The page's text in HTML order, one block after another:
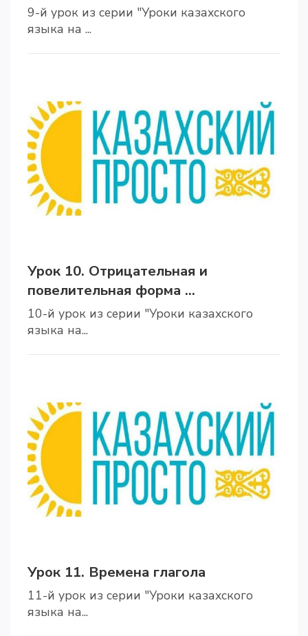
9-й урок из серии "Уроки казахского
языка на ...
Урок 10. Отрицательная и
повелительная форма ...
10-й урок из серии "Уроки казахского
языка на...
Урок 11. Времена глагола
11-й урок из серии "Уроки казахского
языка на...